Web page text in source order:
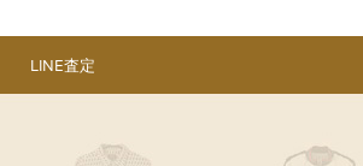
LINE査定